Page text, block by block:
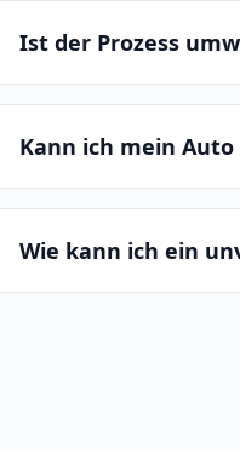
Ist der Prozess
Kann ich mein
Wie kann ich ein